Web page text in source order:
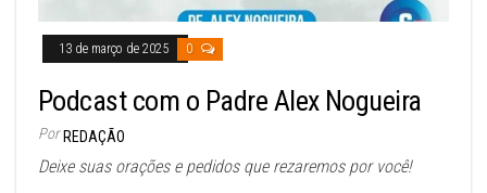
13 de março de 2025 0
Podcast com o Padre Alex Nogueira
Por REDAÇÃO
Deixe suas orações e pedidos que rezaremos por você!